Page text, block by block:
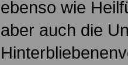
ebenso wie
aber auch die